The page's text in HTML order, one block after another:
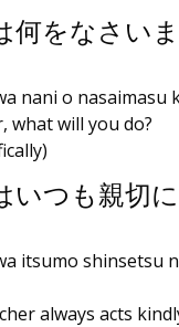
何をなさい
nani o nasaimasu
what will you do?
いつも親切
itsumo shinsetsu
always acts